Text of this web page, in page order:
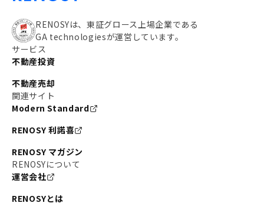
RENOSYは、東証グロース上場企業である
GA technologiesが運営しています。
サービス
不動産投資
不動産売却
関連サイト
Modern Standard
RENOSY 利諾喜
RENOSY マガジン
RENOSYについて
運営会社
RENOSYとは